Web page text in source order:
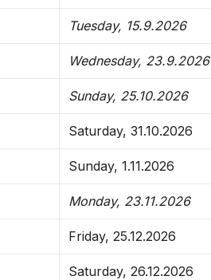
Tuesday, 15.9.2026
Wednesday, 23.9.2026
Sunday, 25.10.2026
Saturday, 31.10.2026
Sunday, 1.11.2026
Monday, 23.11.2026
Friday, 25.12.2026
Saturday, 26.12.2026